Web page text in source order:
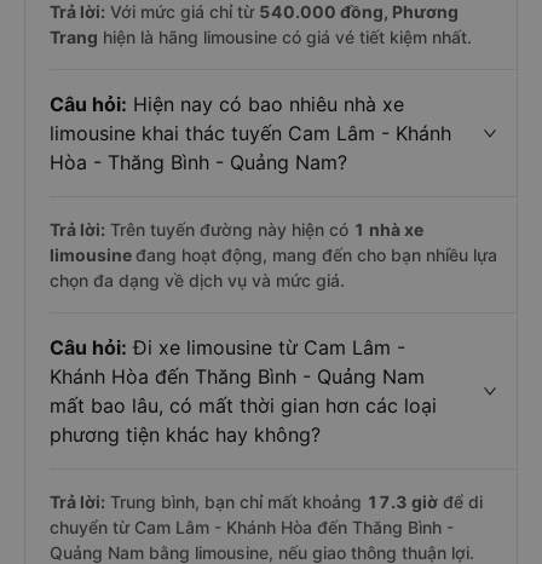
Trả lời: Với mức giá chỉ từ 540.000 đồng, Phương
Trang hiện là hãng limousine có giá vé tiết kiệm nhất.
Câu hỏi: Hiện nay có bao nhiêu nhà xe
limousine khai thác tuyến Cam Lâm - Khánh
Hòa - Thăng Bình - Quảng Nam?
Trả lời: Trên tuyến đường này hiện có 1 nhà xe
limousineđang hoạt động, mang đến cho bạn nhiều lựa
chọn đa dạng về dịch vụ và mức giá.
Câu hỏi: Đi xe limousine từ Cam Lâm -
Khánh Hòa đến Thăng Bình - Quảng Nam
mất bao lâu, có mất thời gian hơn các loại
phương tiện khác hay không?
Trả lời: Trung bình, bạn chỉ mất khoảng 17.3 giờ để di
chuyển từ Cam Lâm - Khánh Hòa đến Thăng Bình -
Quảng Nam bằng limousine, nếu giao thông thuận lợi.